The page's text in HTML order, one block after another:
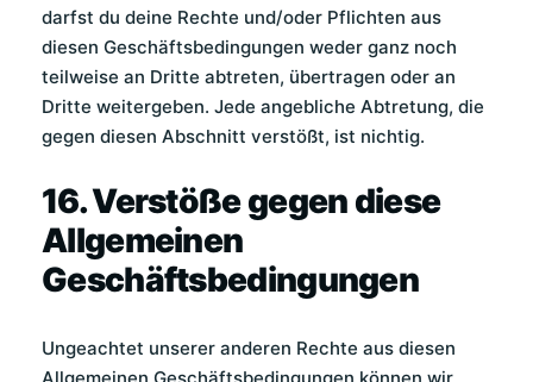
darfst du deine Rechte und/oder Pflichten aus
diesen Geschäftsbedingungen weder ganz noch
teilweise an Dritte abtreten, übertragen oder an
Dritte weitergeben. Jede angebliche Abtretung, die
gegen diesen Abschnitt verstößt, ist nichtig.
16. Verstöße gegen diese
Allgemeinen
Geschäftsbedingungen
Ungeachtet unserer anderen Rechte aus diesen